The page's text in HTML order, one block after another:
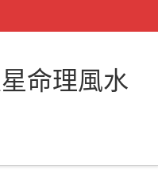
命理風水